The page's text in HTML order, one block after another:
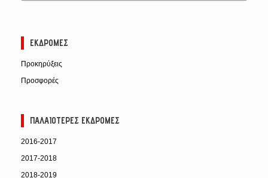
ΕΚΔΡΟΜΈΣ
Προκηρύξεις
Προσφορές
ΠΑΛΑΙΌΤΕΡΕΣ ΕΚΔΡΟΜΈΣ
2016-2017
2017-2018
2018-2019